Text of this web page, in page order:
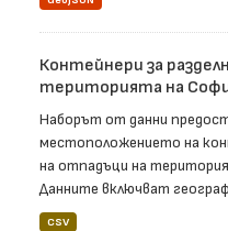
Контейнери за
територията на
Наборът от данни
местоположението на
на отпадъци на
Данните включват
CSV